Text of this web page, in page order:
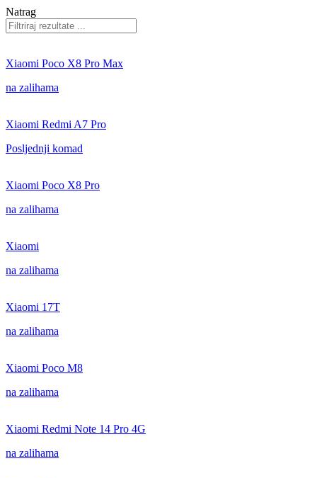
Natrag
Xiaomi Poco X8 Pro Max
na zalihama
Xiaomi Redmi A7 Pro
Posljednji komad
Xiaomi Poco X8 Pro
na zalihama
Xiaomi
na zalihama
Xiaomi 17T
na zalihama
Xiaomi Poco M8
na zalihama
Xiaomi Redmi Note 14 Pro 4G
na zalihama